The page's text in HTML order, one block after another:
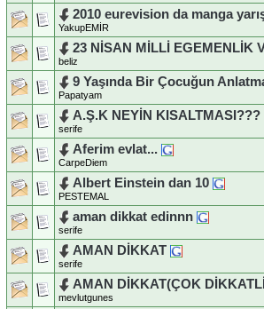
2010 eurevision da manga
YakupEMİR
23 NİSAN MİLLİ EGEMENLİK
beliz
9 Yaşında Bir Çocuğun
Papatyam
A.Ş.K NEYİN KISALTMASI???
serife
Aferim evlat...
CarpeDiem
Albert Einstein dan 10
PESTEMAL
aman dikkat edinnn
serife
AMAN DİKKAT
serife
AMAN DİKKAT(ÇOK
mevlutgunes